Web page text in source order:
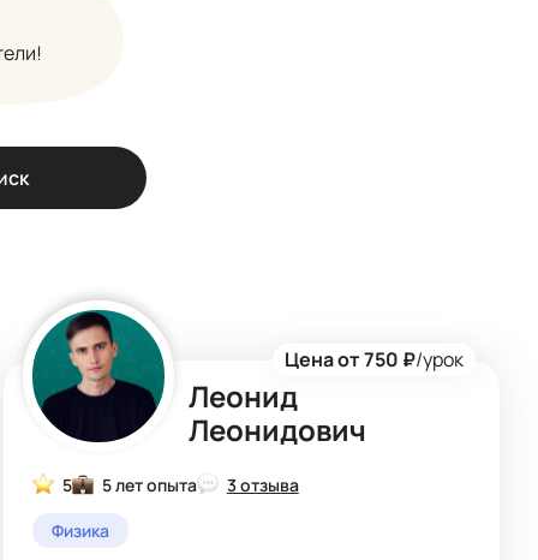
Леонид
Леонидович
Цена от 750 ₽/урок
5 5 лет опыта
3 отзыва
Физика